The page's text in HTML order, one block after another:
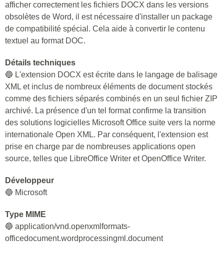
afficher correctement les fichiers DOCX dans les versions
obsolètes de Word, il est nécessaire d'installer un package
de compatibilité spécial. Cela aide à convertir le contenu
textuel au format DOC.
Détails techniques
🔵 L'extension DOCX est écrite dans le langage de balisage
XML et inclus de nombreux éléments de document stockés
comme des fichiers séparés combinés en un seul fichier ZIP
archivé. La présence d'un tel format confirme la transition
des solutions logicielles Microsoft Office suite vers la norme
internationale Open XML. Par conséquent, l'extension est
prise en charge par de nombreuses applications open
source, telles que LibreOffice Writer et OpenOffice Writer.
Développeur
🔵 Microsoft
Type MIME
🔵 application/vnd.openxmlformats-
officedocument.wordprocessingml.document